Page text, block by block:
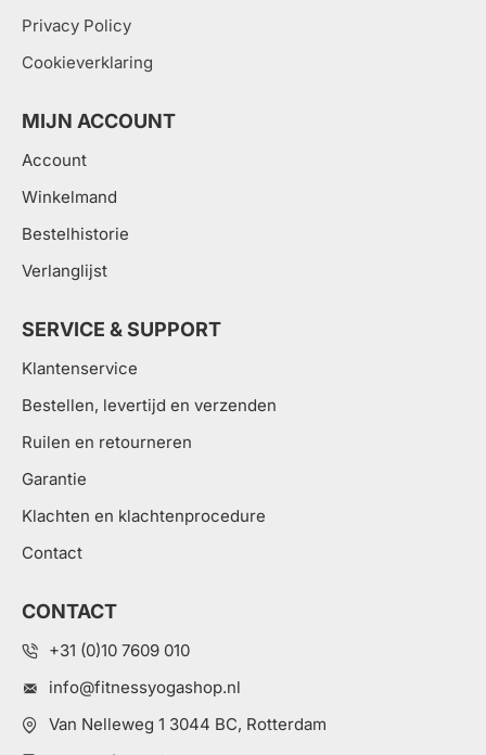
Privacy Policy
Cookieverklaring
MIJN ACCOUNT
Account
Winkelmand
Bestelhistorie
Verlanglijst
SERVICE & SUPPORT
Klantenservice
Bestellen, levertijd en verzenden
Ruilen en retourneren
Garantie
Klachten en klachtenprocedure
Contact
CONTACT
+31 (0)10 7609 010
info@fitnessyogashop.nl
Van Nelleweg 1 3044 BC, Rotterdam